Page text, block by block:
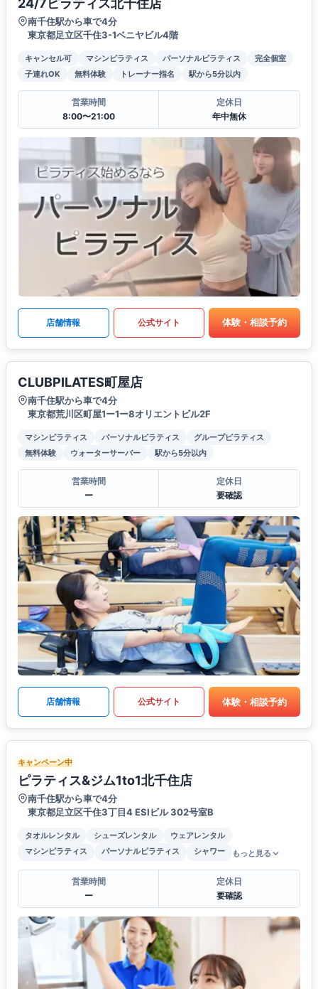
南千住駅から車で4分
東京都足立区千住3-1ベニヤビル4階
キャンセル可 マシンピラティス パーソナルピラティス
完全個室
子連れOK
無料体験 トレーナー指名 駅から5分以内
営業時間
8:00〜21:00
定休日
年中無休
店舗情報 公式サイト 体験・相談予約
CLUBPILATES町屋店
南千住駅から車で4分
東京都荒川区町屋1ー1ー8オリエントビル2F
マシンピラティス パーソナルピラティス
グループピラティス
無料体験
ウォーターサーバー 駅から5分以内
営業時間
ー
定休日
要確認
店舗情報 公式サイト 体験・相談予約
キャンペーン中
ピラティス&ジム1to1北千住店
南千住駅から車で4分
東京都足立区千住3丁目4 ESIビル 302号室B
タオルレンタル シューズレンタル
ウェアレンタル
マシンピラティス
パーソナルピラティス シャワー もっと見る
営業時間
ー
定休日
要確認